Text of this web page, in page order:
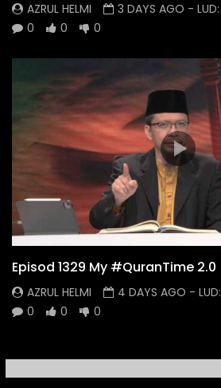
AZRUL HELMI 3 DAYS AGO - LUD:
0
0 0
Episod 1329 My #QuranTime 2.0
AZRUL HELMI 4 DAYS AGO - LUD:
0
0 0